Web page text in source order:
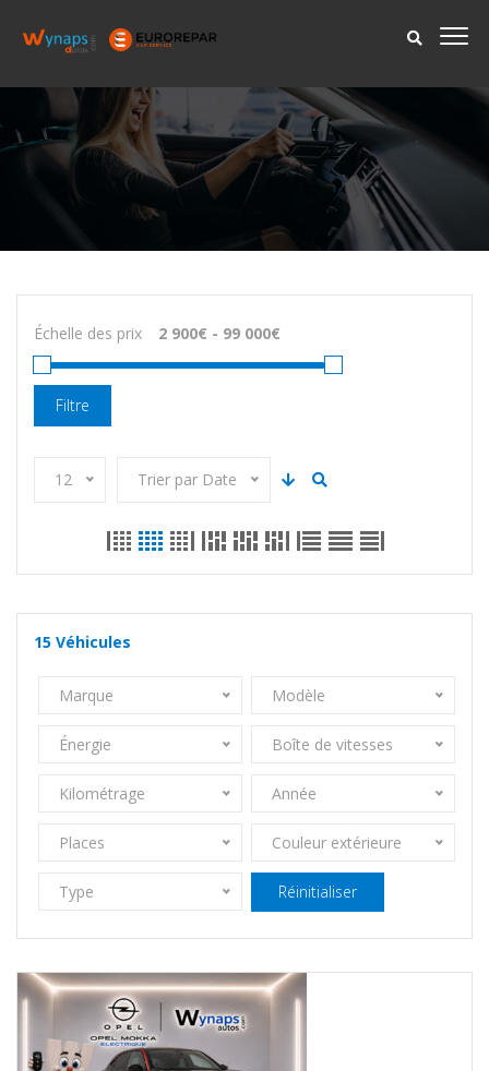
Échelle des prix
Filtre
12 Trier par Date
15 Véhicules
Marque Modèle
Énergie Boîte de vitesses
Kilométrage Année
Places Couleur extérieure
Type Réinitialiser